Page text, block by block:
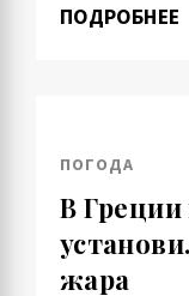
ПОДРОБНЕЕ
ПОГОДА
В
жара